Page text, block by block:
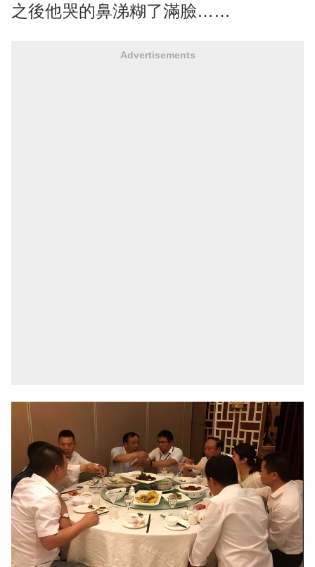
之後他哭的鼻涕糊了滿臉……
Advertisements